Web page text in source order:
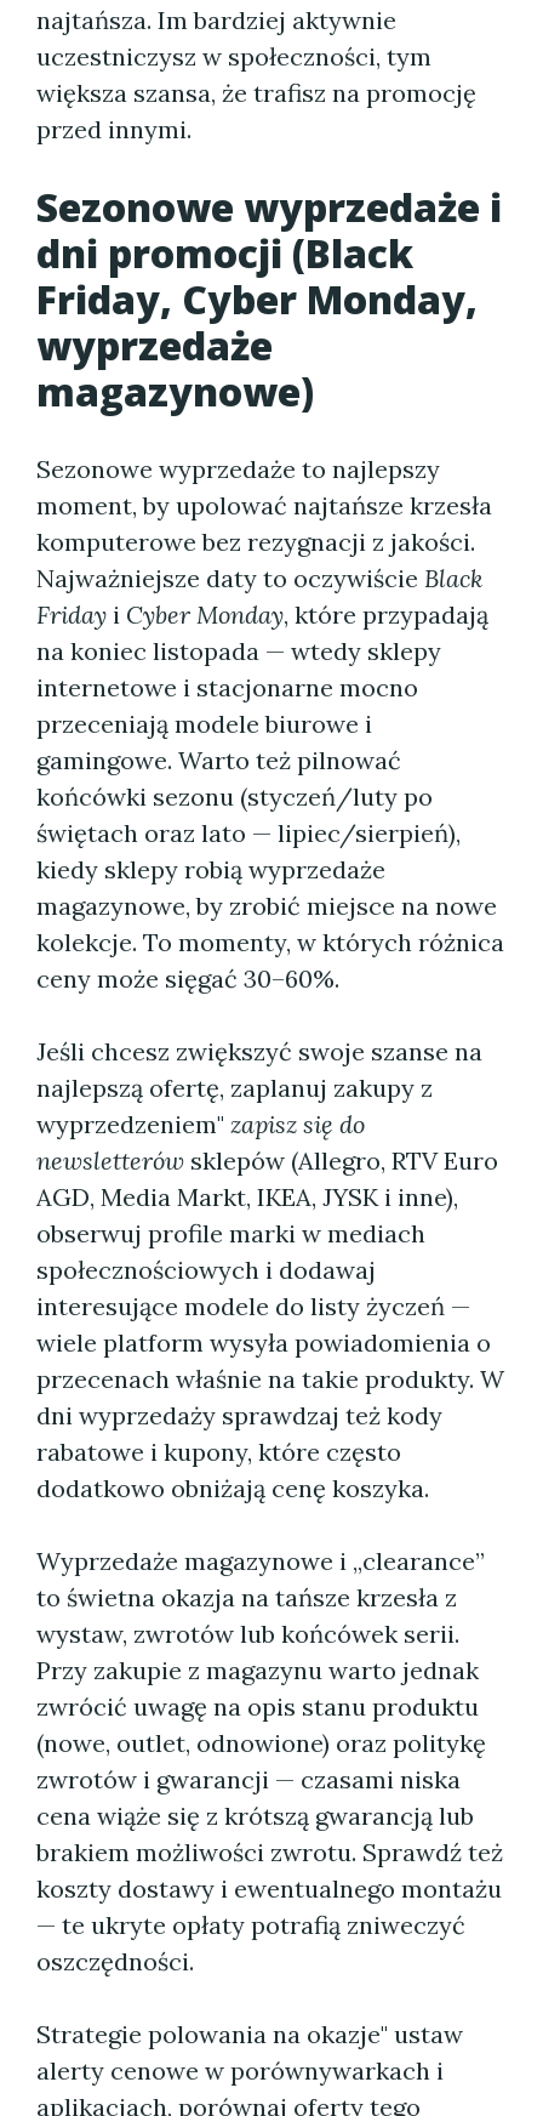
najtańsza. Im bardziej aktywnie
uczestniczysz w społeczności, tym
większa szansa, że trafisz na promocję
przed innymi.
Sezonowe wyprzedaże i
dni promocji (Black
Friday, Cyber Monday,
wyprzedaże
magazynowe)
Sezonowe wyprzedaże to najlepszy
moment, by upolować najtańsze krzesła
komputerowe bez rezygnacji z jakości.
Najważniejsze daty to oczywiście Black
Friday i Cyber Monday, które przypadają
na koniec listopada — wtedy sklepy
internetowe i stacjonarne mocno
przeceniają modele biurowe i
gamingowe. Warto też pilnować
końcówki sezonu (styczeń/luty po
świętach oraz lato — lipiec/sierpień),
kiedy sklepy robią wyprzedaże
magazynowe, by zrobić miejsce na nowe
kolekcje. To momenty, w których różnica
ceny może sięgać 30–60%.
Jeśli chcesz zwiększyć swoje szanse na
najlepszą ofertę, zaplanuj zakupy z
wyprzedzeniem" zapisz się do
newsletterów sklepów (Allegro, RTV Euro
AGD, Media Markt, IKEA, JYSK i inne),
obserwuj profile marki w mediach
społecznościowych i dodawaj
interesujące modele do listy życzeń —
wiele platform wysyła powiadomienia o
przecenach właśnie na takie produkty. W
dni wyprzedaży sprawdzaj też kody
rabatowe i kupony, które często
dodatkowo obniżają cenę koszyka.
Wyprzedaże magazynowe i „clearance”
to świetna okazja na tańsze krzesła z
wystaw, zwrotów lub końcówek serii.
Przy zakupie z magazynu warto jednak
zwrócić uwagę na opis stanu produktu
(nowe, outlet, odnowione) oraz politykę
zwrotów i gwarancji — czasami niska
cena wiąże się z krótszą gwarancją lub
brakiem możliwości zwrotu. Sprawdź też
koszty dostawy i ewentualnego montażu
— te ukryte opłaty potrafią zniweczyć
oszczędności.
Strategie polowania na okazje" ustaw
alerty cenowe w porównywarkach i
aplikacjach, porównaj oferty tego